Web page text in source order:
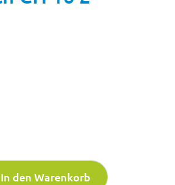
In den Warenkorb